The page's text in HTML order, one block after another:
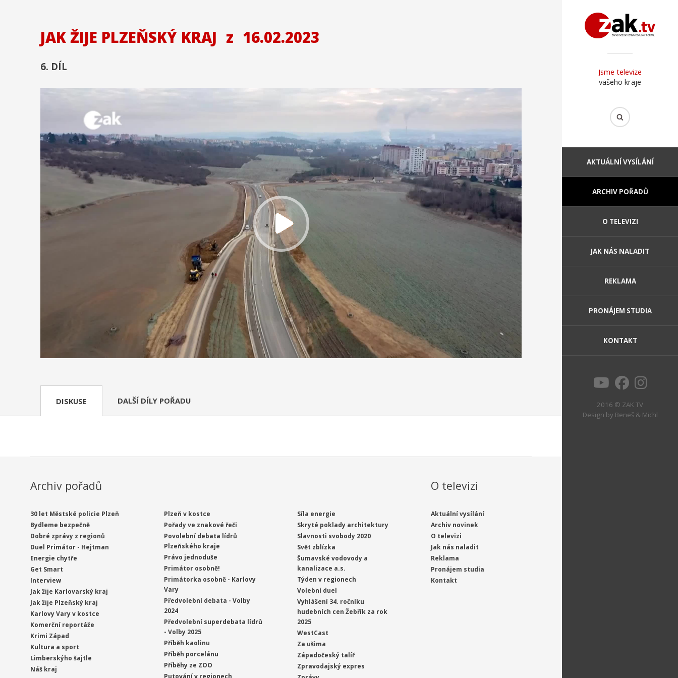
Jsme televize
vašeho kraje
AKTUÁLNÍ VYSÍLÁNÍ
ARCHIV POŘADŮ
O TELEVIZI
JAK NÁS NALADIT
REKLAMA
PRONÁJEM STUDIA
KONTAKT
2016 © ZAK TV
Design by Beneš & Michl
JAK ŽIJE PLZEŇSKÝ KRAJ z 16.02.2023
6. DÍL
DISKUSE DALŠÍ DÍLY POŘADU
Archiv pořadů
30 let Městské policie Plzeň
Bydleme bezpečně
Dobré zprávy z regionů
Duel Primátor - Hejtman
Energie chytře
Get Smart
Interview
Jak žije Karlovarský kraj
Jak žije Plzeňský kraj
Karlovy Vary v kostce
Komerční reportáže
Krimi Západ
Kultura a sport
Limberskýho šajtle
Náš kraj
Plzeň v kostce
Pořady ve znakové řeči
Povolební debata lídrů
Plzeňského kraje
Právo jednoduše
Primátor osobně!
Primátorka osobně - Karlovy
Vary
Předvolební debata - Volby
2024
Předvolební superdebata lídrů
- Volby 2025
Příběh kaolinu
Příběh porcelánu
Příběhy ze ZOO
Síla energie
Skryté poklady architektury
Slavnosti svobody 2020
Svět zblízka
Šumavské vodovody a
kanalizace a.s.
Týden v regionech
Volební duel
Vyhlášení 34. ročníku
hudebních cen Žebřík za rok
2025
WestCast
Za ušima
Západočeský talíř
Zpravodajský expres
O televizi
Aktuální vysílání
Archiv novinek
O televizi
Jak nás naladit
Reklama
Pronájem studia
Kontakt